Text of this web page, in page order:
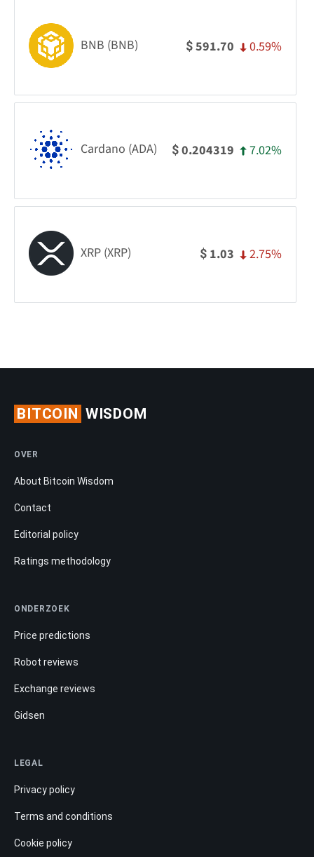
BNB (BNB) $591.70 0.59%
Cardano (ADA) $0.204319 7.02%
XRP (XRP) $ 1.03 2.75%
BITCOIN WISDOM
OVER
About Bitcoin Wisdom
Contact
Editorial policy
Ratings methodology
ONDERZOEK
Price predictions
Robot reviews
Exchange reviews
Gidsen
LEGAL
Privacy policy
Terms and conditions
Cookie policy